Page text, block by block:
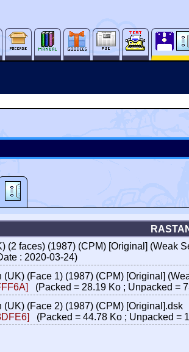
(2 faces) (1987) (CPM) [Original] (Weak
: 2020-03-24)
(UK) (Face 1) (1987) (CPM) [Original]
(Packed = 28.19 Ko ; Unpacked =
(UK) (Face 2) (1987) (CPM) [Original].dsk
(Packed = 44.78 Ko ; Unpacked =